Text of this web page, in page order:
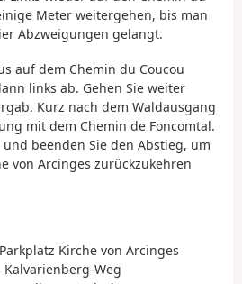
Meter weitergehen, bis man
Abzweigungen gelangt.
auf dem Chemin du Coucou
links ab. Gehen Sie weiter
Kurz nach dem Waldausgang
mit dem Chemin de Foncomtal.
beenden Sie den Abstieg, um
von Arcinges zurückzukehren
Kirche von Arcinges
Kalvarienberg-Weg